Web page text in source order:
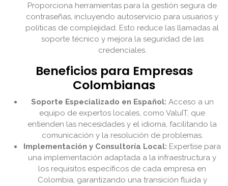
Proporciona herramientas para la gestión segura de
contraseñas, incluyendo autoservicio para usuarios y
políticas de complejidad. Esto reduce las llamadas al
soporte técnico y mejora la seguridad de las
credenciales.
Beneficios para Empresas
Colombianas
Soporte Especializado en Español: Acceso a un
equipo de expertos locales, como ValuIT, que
entienden las necesidades y el idioma, facilitando la
comunicación y la resolución de problemas.
Implementación y Consultoría Local: Expertise para
una implementación adaptada a la infraestructura y
los requisitos específicos de cada empresa en
Colombia, garantizando una transición fluida y